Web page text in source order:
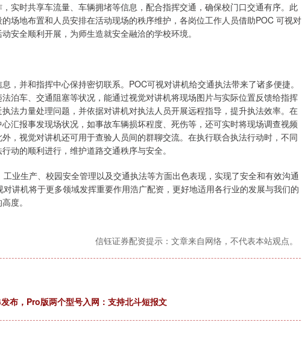
实时共享车流量、车辆拥堵等信息，配合指挥交通，确保校门口交通有序。此
场地布置和人员安排在活动现场的秩序维护，各岗位工作人员借助POC 可视对
安全顺利开展，为师生造就安全融洽的学校环境。
，并和指挥中心保持密切联系。POC可视对讲机给交通执法带来了诸多便捷。
泊车、交通阻塞等状况，能通过视觉对讲机将现场图片与实际位置反馈给指挥
法力量处理问题，并依据对讲机对执法人员开展远程指导，提升执法效率。在
汇报事发现场状况，如事故车辆损坏程度、死伤等，还可实时将现场调查视频
，视觉对讲机还可用于查验人员间的群聊交流。在执行联合执法行动时，不同
动的顺利进行，维护道路交通秩序与安全。
业生产、校园安全管理以及交通执法等方面出色表现，实现了安全和有效沟通
讲机将于更多领域发挥重要作用浩广配资，更好地适用各行业的发展与我们的
度。
信钰证券配资提示：文章来自网络，不代表本站观点。
布，Pro版两个型号入网：支持北斗短报文